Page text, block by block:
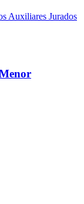
Auxiliares Jurados